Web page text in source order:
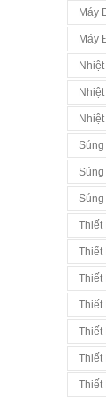
Máy
Máy
Thiết
Thiết
Thiết
Thiết
Thiết
Thiết
Thiết